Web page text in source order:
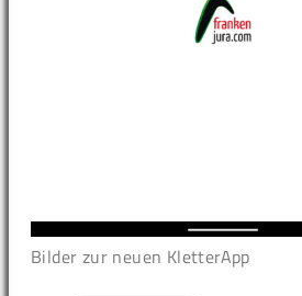
Bilder zur neuen KletterApp